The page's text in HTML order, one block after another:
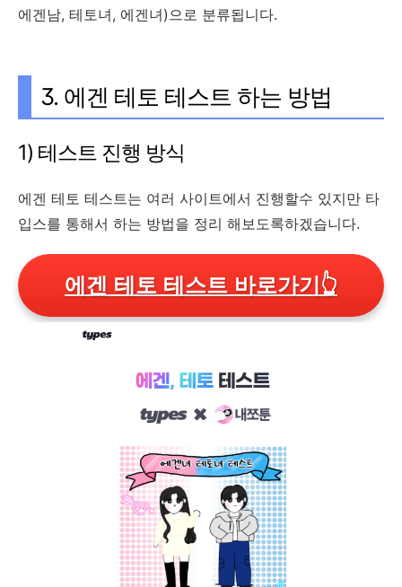
에겐남, 테토녀, 에겐녀)으로 분류됩니다.
3. 에겐 테토 테스트 하는 방법
1) 테스트 진행 방식
에겐 테토 테스트는 여러 사이트에서 진행할수 있지만 타
입스를 통해서 하는 방법을 정리 해보도록하겠습니다.
에겐 테토 테스트 바로가기👆